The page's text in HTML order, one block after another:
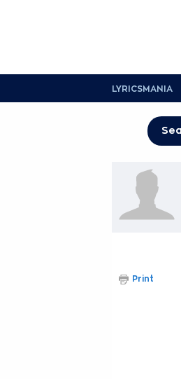
LYRICSMANIA
Print